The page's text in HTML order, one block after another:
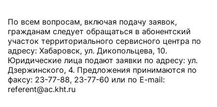
По всем вопросам, включая подачу заявок,
гражданам следует обращаться в абонентский
участок территориального сервисного центра по
адресу: Хабаровск, ул. Дикопольцева, 10.
Юридические лица подают заявки по адресу: ул.
Дзержинского, 4. Предложения принимаются по
факсу: 23-77-88, 23-77-60 или по E-mail:
referent@ac.kht.ru